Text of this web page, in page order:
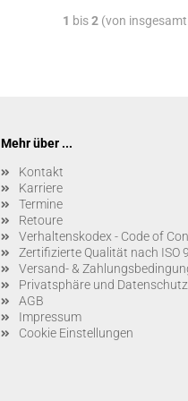
1 bis2 (von
Mehr über ...
Kontakt
Karriere
Termine
Retoure
Verhaltenskodex - Code of
Zertifizierte Qualität nach ISO
Versand- &
Privatsphäre und Datenschutz
AGB
Impressum
Cookie Einstellungen